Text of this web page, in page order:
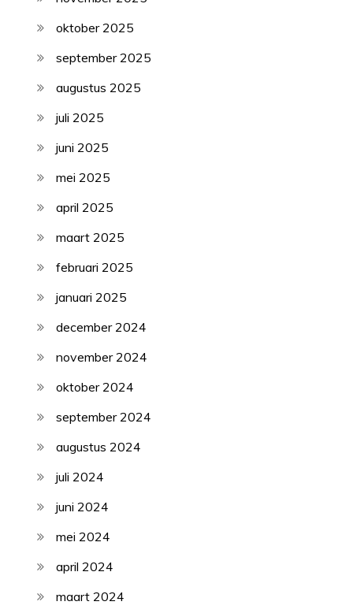
oktober 2025
september 2025
augustus 2025
juli 2025
juni 2025
mei 2025
april 2025
maart 2025
februari 2025
januari 2025
december 2024
november 2024
oktober 2024
september 2024
augustus 2024
juli 2024
juni 2024
mei 2024
april 2024
maart 2024